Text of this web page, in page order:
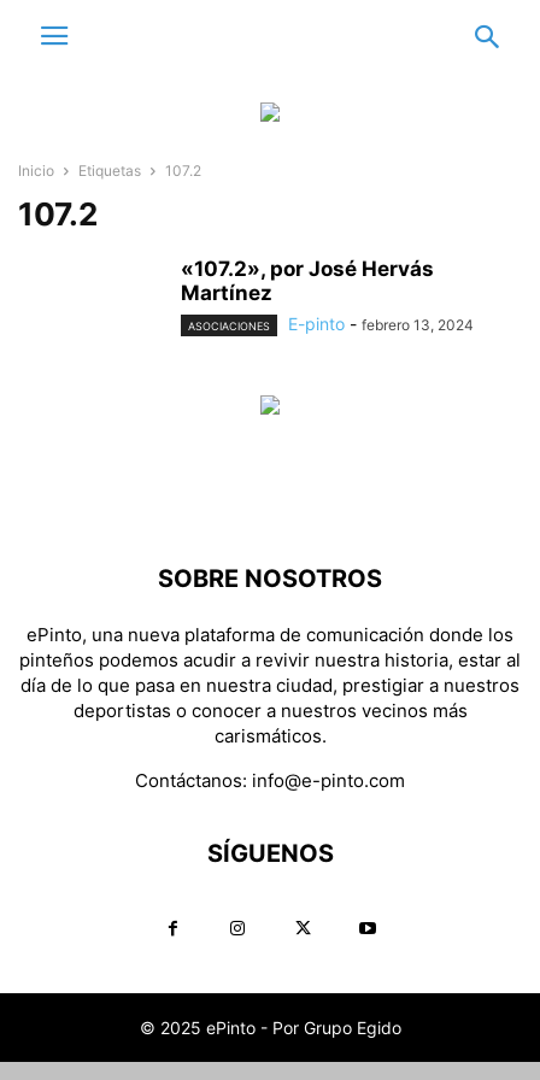
Inicio Etiquetas 107.2
107.2
«107.2», por José Hervás
Martínez
ASOCIACIONES E-pinto - febrero 13, 2024
SOBRE NOSOTROS
ePinto, una nueva plataforma de comunicación donde los
pinteños podemos acudir a revivir nuestra historia, estar al
día de lo que pasa en nuestra ciudad, prestigiar a nuestros
deportistas o conocer a nuestros vecinos más
carismáticos.
Contáctanos: info@e-pinto.com
SÍGUENOS
© 2025 ePinto - Por Grupo Egido